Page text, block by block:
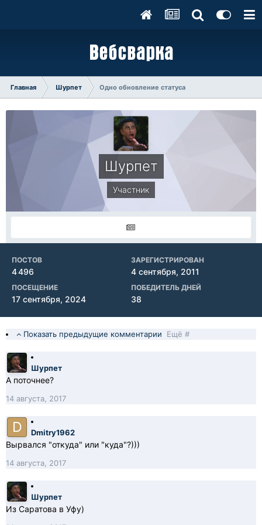
Главная Шурпет Одно обновление статуса
Шурпет
Участник
ПОСТОВ
4 496
ЗАРЕГИСТРИРОВАН
4 сентября, 2011
ПОСЕЩЕНИЕ
17 сентября, 2024
ПОБЕДИТЕЛЬ ДНЕЙ
38
Показать предыдущие комментарии Ещё #
Шурпет
А поточнее?
14 августа, 2017
Dmitry1962
Вырвался "откуда" или "куда"?)))
14 августа, 2017
Шурпет
Из Саратова в Уфу)